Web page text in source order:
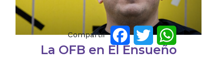
Compartir FacebookTwitterWhatsApp
La OFB en El Ensueño